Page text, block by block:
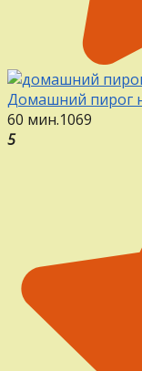
Домашний пирог
60 мин.1069
5